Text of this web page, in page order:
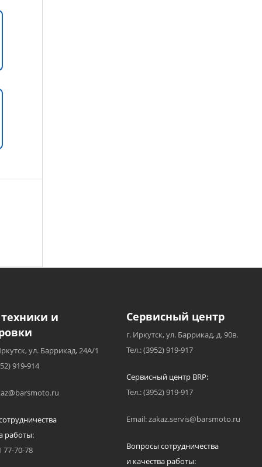
и
ул. Баррикад, 24А/1
919-914
работы:
77-70-78
Сервисный центр
г. Иркутск, ул. Баррикад, д. 90в.
Тел.: (3952) 919-917
Сервисный центр BRP:
Тел.: (3952) 919-917
Email: zakaz.servis@barsmoto.ru
Вопросы сотрудничества
и качества работы: